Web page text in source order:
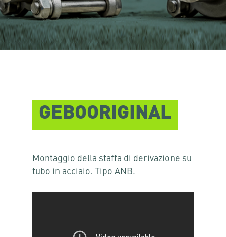
GEBOORIGINAL
Montaggio della staffa di derivazione su
tubo in acciaio. Tipo ANB.